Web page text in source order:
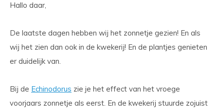
Hallo daar,
De laatste dagen hebben wij het zonnetje gezien! En als
wij het zien dan ook in de kwekerij! En de plantjes genieten
er duidelijk van.
Bij de Echinodorus zie je het effect van het vroege
voorjaars zonnetje als eerst. En de kwekerij stuurde zojuist